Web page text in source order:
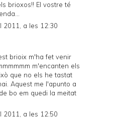
brioxos!! El vostre té
2011, a les 12:30
brioix m'ha fet venir
m'encanten els
que no els he tastat
Aquest me l'apunto a
bo em quedi la meitat
2011, a les 12:50